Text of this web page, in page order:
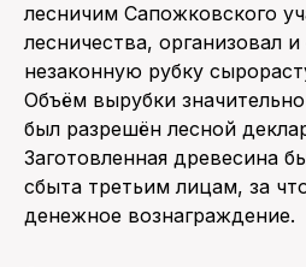
лесничим Сапожковского
лесничества, организовал
незаконную рубку
Объём вырубки
был разрешён лесной
Заготовленная древесина
сбыта третьим лицам, за
денежное вознаграждение.